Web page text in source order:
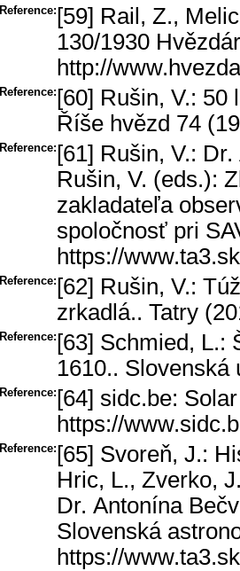
Reference: [59] Rail, Z.,
130/1930
http://
Reference: [60] Rušin, V.:
Říše hvězd 74
Reference: [61] Rušin, V.:
Rušin, V. (eds.):
zakladateľa
spoločnosť pri
https://
Reference: [62] Rušin, V.:
zrkadlá.. Tatry
Reference: [63] Schmied, L.:
1610.. Slovenská
Reference: [64] sidc.be:
https://
Reference: [65] Svoreň, J.:
Hric, L., Zverko,
Dr. Antonína
Slovenská
https://